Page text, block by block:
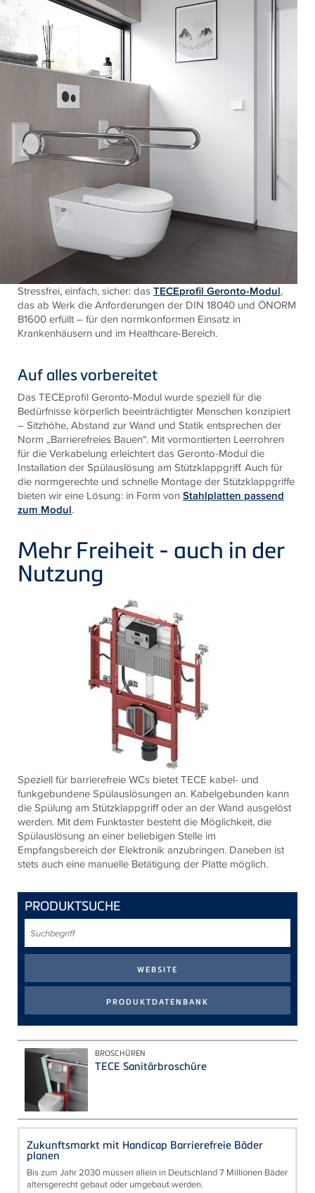
Stressfrei, einfach, sicher: dasTECEprofil Geronto-Modul,
das ab Werk die Anforderungen der DIN 18040 und ÖNORM
B1600 erfüllt – für den normkonformen Einsatz in
Krankenhäusern und im Healthcare-Bereich.
Auf alles vorbereitet
Das TECEprofil Geronto-Modul wurde speziell für die
Bedürfnisse körperlich beeinträchtigter Menschen konzipiert
– Sitzhöhe, Abstand zur Wand und Statik entsprechen der
Norm „Barrierefreies Bauen“. Mit vormontierten Leerrohren
für die Verkabelung erleichtert das Geronto-Modul die
Installation der Spülauslösung am Stützklappgriff. Auch für
die normgerechte und schnelle Montage der Stützklappgriffe
bieten wir eine Lösung: in Form vonStahlplatten passend
zum Modul.
Mehr Freiheit - auch in der
Nutzung
Speziell für barrierefreie WCs bietet TECE kabel- und
funkgebundene Spülauslösungen an. Kabelgebunden kann
die Spülung am Stützklappgriff oder an der Wand ausgelöst
werden. Mit dem Funktaster besteht die Möglichkeit, die
Spülauslösung an einer beliebigen Stelle im
Empfangsbereich der Elektronik anzubringen. Daneben ist
stets auch eine manuelle Betätigung der Platte möglich.
PRODUKTSUCHE
BROSCHÜREN
TECE Sanitärbroschüre
Zukunftsmarkt mit Handicap Barrierefreie Bäder
planen
Bis zum Jahr 2030 müssen allein in Deutschland 7 Millionen Bäder
altersgerecht gebaut oder umgebaut werden.